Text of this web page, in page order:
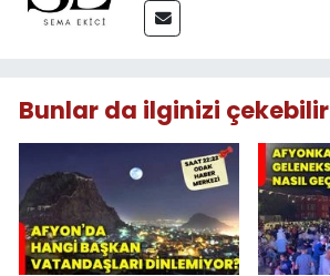
Bunlar da ilginizi çekebilir